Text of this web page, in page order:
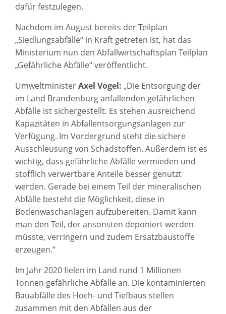
dafür festzulegen.
Nachdem im August bereits der Teilplan
„Siedlungsabfälle“ in Kraft getreten ist, hat das
Ministerium nun den Abfallwirtschaftsplan Teilplan
„Gefährliche Abfälle“ veröffentlicht.
UmweltministerAxel Vogel: „Die Entsorgung der
im Land Brandenburg anfallenden gefährlichen
Abfälle ist sichergestellt. Es stehen ausreichend
Kapazitäten in Abfallentsorgungsanlagen zur
Verfügung. Im Vordergrund steht die sichere
Ausschleusung von Schadstoffen. Außerdem ist es
wichtig, dass gefährliche Abfälle vermieden und
stofflich verwertbare Anteile besser genutzt
werden. Gerade bei einem Teil der mineralischen
Abfälle besteht die Möglichkeit, diese in
Bodenwaschanlagen aufzubereiten. Damit kann
man den Teil, der ansonsten deponiert werden
müsste, verringern und zudem Ersatzbaustoffe
erzeugen.“
Im Jahr 2020 fielen im Land rund 1 Millionen
Tonnen gefährliche Abfälle an. Die kontaminierten
Bauabfälle des Hoch- und Tiefbaus stellen
zusammen mit den Abfällen aus der